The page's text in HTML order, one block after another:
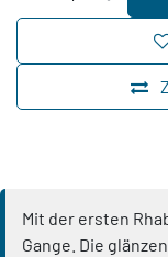
Mit der ersten
Gange. Die